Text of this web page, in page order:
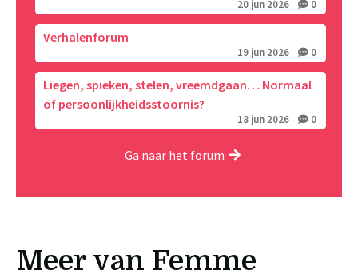
20 jun 2026 0
Verhalenforum
19 jun 2026 0
Liegen, spieken, stelen, vreemdgaan… Normaal
of persoonlijkheidsstoornis?
18 jun 2026 0
Ga naar het forum
Meer van Femme